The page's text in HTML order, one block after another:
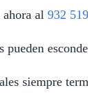
al 932
pueden
siempre